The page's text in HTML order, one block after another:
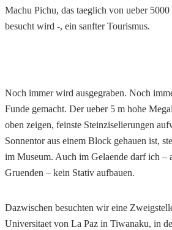
Machu Pichu, das taeglich von ueber
besucht wird -, ein sanfter Tourismus.
Noch immer wird ausgegraben. Noch
Funde gemacht. Der ueber 5 m hohe
oben zeigen, feinste Steinziselierungen
Sonnentor aus einem Block gehauen ist,
im Museum. Auch im Gelaende darf ich –
Gruenden – kein Stativ aufbauen.
Dazwischen besuchten wir eine
Universitaet von La Paz in Tiwanaku, in